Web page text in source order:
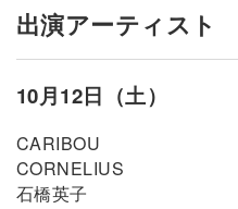
出演アーティスト
10月12日（土）
CARIBOU
CORNELIUS
石橋英子